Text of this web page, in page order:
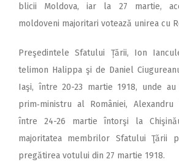
blicii Moldova, iar la 27 martie,
moldoveni majoritari votează unirea cu
Preşedintele Sfatului Țării, Ion
telimon Halippa şi de Daniel
Iaşi, între 20-23 martie 1918, unde
prim‑ministru al României, Alexandru
între 24-26 martie întorşi la
majoritatea membrilor Sfatului Ţării
pre­găti­rea votului din 27 martie 1918.